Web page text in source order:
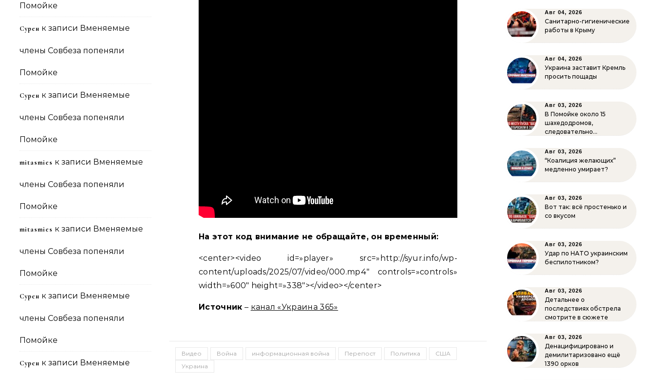
Помойке
Сурен к записи Вменяемые
члены Совбеза попеняли
Помойке
Сурен к записи Вменяемые
члены Совбеза попеняли
Помойке
mitasmies к записи Вменяемые
члены Совбеза попеняли
Помойке
mitasmies к записи Вменяемые
члены Совбеза попеняли
Помойке
Сурен к записи Вменяемые
члены Совбеза попеняли
Помойке
Сурен к записи Вменяемые
На этот код внимание не обращайте, он временный:
<center><video id=»player» src=»http://syur.info/wp-
content/uploads/2025/07/video/000.mp4″ controls=»controls»
width=»600″ height=»338″></video></center>
Источник – канал «Украина 365»
Видео Война информационная война Перепост Политика
США
Украина
Авг 04, 2026
Санитарно-гигиенические
работы в Крыму
Авг 04, 2026
Украина заставит Кремль
просить пощады
Авг 03, 2026
В Помойке около 15
шахедодромов,
следовательно…
Авг 03, 2026
“Коалиция желающих”
медленно умирает?
Авг 03, 2026
Вот так: всё простенько и
со вкусом
Авг 03, 2026
Удар по НАТО украинским
беспилотником?
Авг 03, 2026
Детальнее о
последствиях обстрела
смотрите в сюжете
Авг 03, 2026
Денацифицировано и
демилитаризовано ещё
1390 орков